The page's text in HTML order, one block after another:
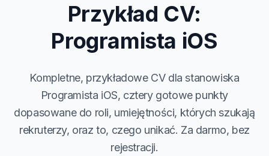
Przykład CV:
Programista iOS
Kompletne, przykładowe CV dla stanowiska
Programista iOS, cztery gotowe punkty
dopasowane do roli, umiejętności, których szukają
rekruterzy, oraz to, czego unikać. Za darmo, bez
rejestracji.